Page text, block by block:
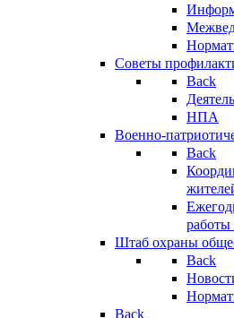
Советы
Back
НПА
Военно-
Back
Штаб охраны
Back
Back